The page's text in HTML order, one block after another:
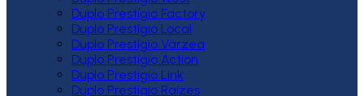
Duplo Prestígio Factory
Duplo Prestígio Local
Duplo Prestígio Várzea
Duplo Prestígio Action
Duplo Prestígio Link
Duplo Prestígio Raízes